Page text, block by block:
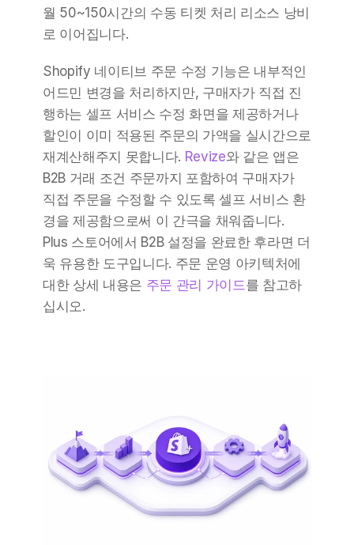
월 50~150시간의 수동 티켓 처리 리소스 낭비
로 이어집니다.
Shopify 네이티브 주문 수정 기능은 내부적인
어드민 변경을 처리하지만, 구매자가 직접 진
행하는 셀프 서비스 수정 화면을 제공하거나
할인이 이미 적용된 주문의 가액을 실시간으로
재계산해주지 못합니다. Revize와 같은 앱은
B2B 거래 조건 주문까지 포함하여 구매자가
직접 주문을 수정할 수 있도록 셀프 서비스 환
경을 제공함으로써 이 간극을 채워줍니다.
Plus 스토어에서 B2B 설정을 완료한 후라면 더
욱 유용한 도구입니다. 주문 운영 아키텍처에
대한 상세 내용은 주문 관리 가이드를 참고하
십시오.